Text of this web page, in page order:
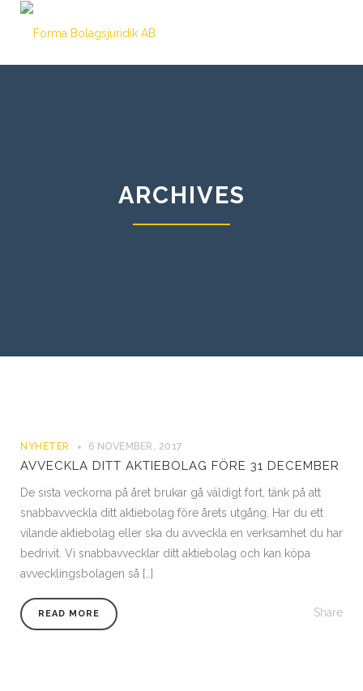
ARCHIVES
NYHETER 6 NOVEMBER, 2017
AVVECKLA DITT AKTIEBOLAG FÖRE 31 DECEMBER
De sista veckorna på året brukar gå väldigt fort, tänk på att
snabbavveckla ditt aktiebolag före årets utgång. Har du ett
vilande aktiebolag eller ska du avveckla en verksamhet du har
bedrivit. Vi snabbavvecklar ditt aktiebolag och kan köpa
avvecklingsbolagen så […]
READ MORE Share